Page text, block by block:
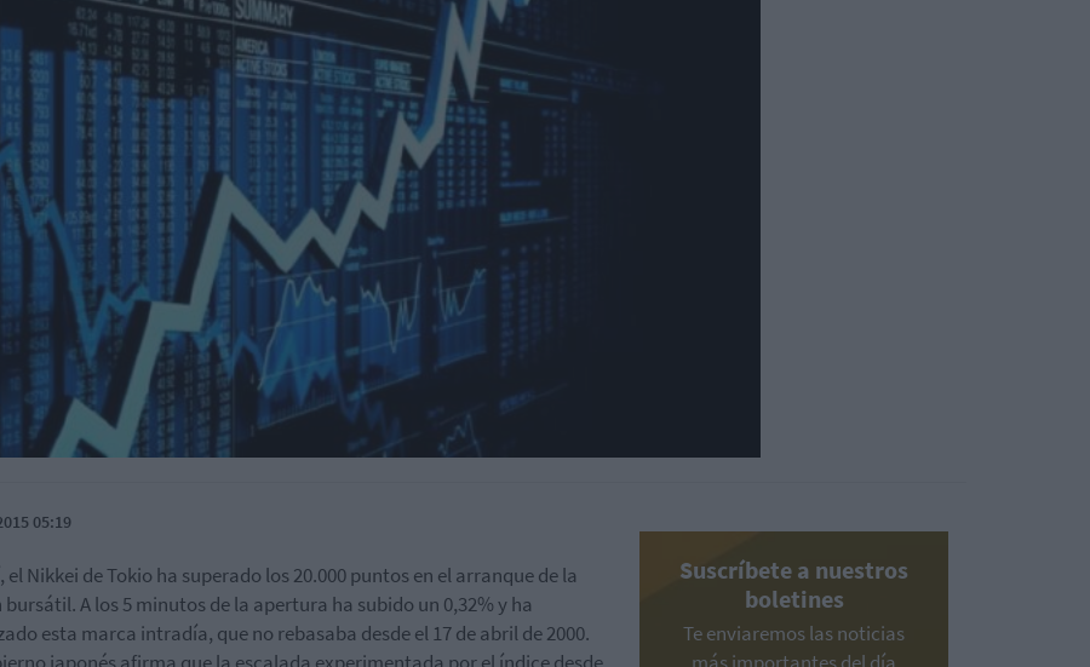
05:19
el Nikkei de Tokio ha superado los 20.000 puntos en el arranque de la
bursátil. A los 5 minutos de la apertura ha subido un 0,32% y ha
esta marca intradía, que no rebasaba desde el 17 de abril de 2000.
Suscríbete a nuestros
boletines
Te enviaremos las noticias